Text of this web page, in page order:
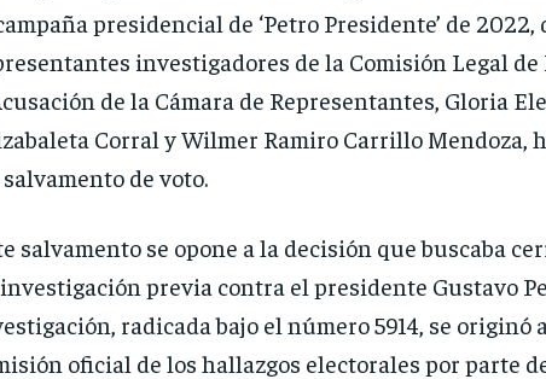
presidencial de ‘Petro Presidente’ de 2022,
investigadores de la Comisión Legal
de la Cámara de Representantes, Gloria
Corral y Wilmer Ramiro Carrillo Mendoza,
de voto.
salvamento se opone a la decisión que buscaba
previa contra el presidente Gustavo
radicada bajo el número 5914, se originó
oficial de los hallazgos electorales por parte